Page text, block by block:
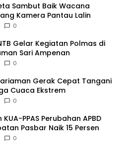
Sambut Baik Wacana
Kamera Pantau Lalin
0
Gelar Kegiatan Polmas di
Sari Ampenan
0
Gerak Cepat Tangani
Cuaca Ekstrem
0
PPAS Perubahan APBD
Pasbar Naik 15 Persen
0